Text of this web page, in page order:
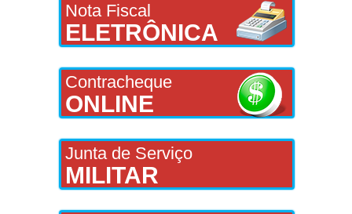
Nota Fiscal
ELETRÔNICA
Contracheque
ONLINE
Junta de Serviço
MILITAR